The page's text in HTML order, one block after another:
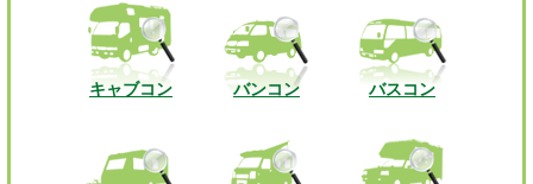
キャブコン バンコン バスコン